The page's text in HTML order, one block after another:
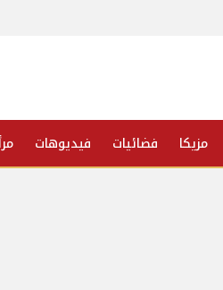
مزيكا فضائيات فيديوهات